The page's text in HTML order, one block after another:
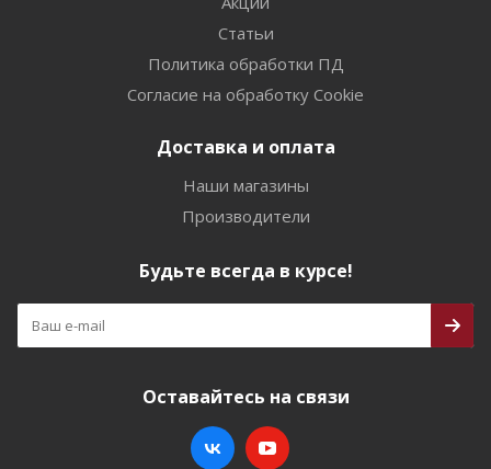
Статьи
Политика обработки ПД
Согласие на обработку Cookie
Доставка и оплата
Наши магазины
Производители
Будьте всегда в курсе!
Оставайтесь на связи